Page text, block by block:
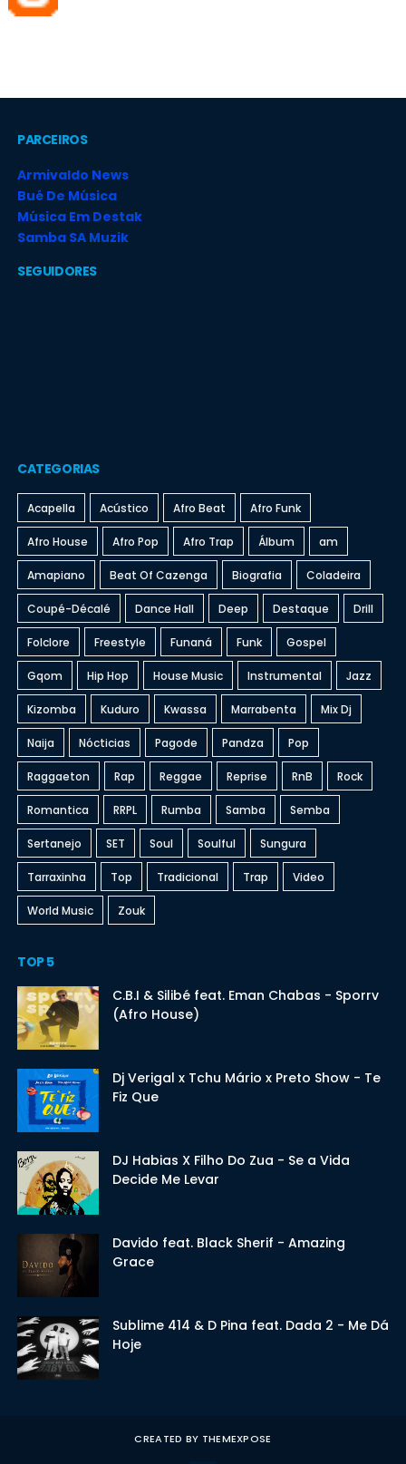
PARCEIROS
Armivaldo News
Bué De Música
Música Em Destak
Samba SA Muzik
SEGUIDORES
CATEGORIAS
Acapella Acústico Afro Beat Afro Funk
Afro House Afro Pop Afro Trap Álbum am
Amapiano Beat Of Cazenga Biografia Coladeira
Coupé-Décalé Dance Hall Deep Destaque Drill
Folclore Freestyle Funaná Funk Gospel
Gqom Hip Hop House Music Instrumental Jazz
Kizomba Kuduro Kwassa Marrabenta Mix Dj
Naija Nócticias Pagode Pandza Pop
Raggaeton Rap Reggae Reprise RnB Rock
Romantica RRPL Rumba Samba Semba
Sertanejo SET Soul Soulful Sungura
Tarraxinha Top Tradicional Trap Video
World Music Zouk
TOP 5
C.B.I & Silibé feat. Eman Chabas - Sporrv
(Afro House)
Dj Verigal x Tchu Mário x Preto Show - Te
Fiz Que
DJ Habias X Filho Do Zua - Se a Vida
Decide Me Levar
Davido feat. Black Sherif - Amazing
Grace
Sublime 414 & D Pina feat. Dada 2 - Me Dá
Hoje
CREATED BY THEMEXPOSE